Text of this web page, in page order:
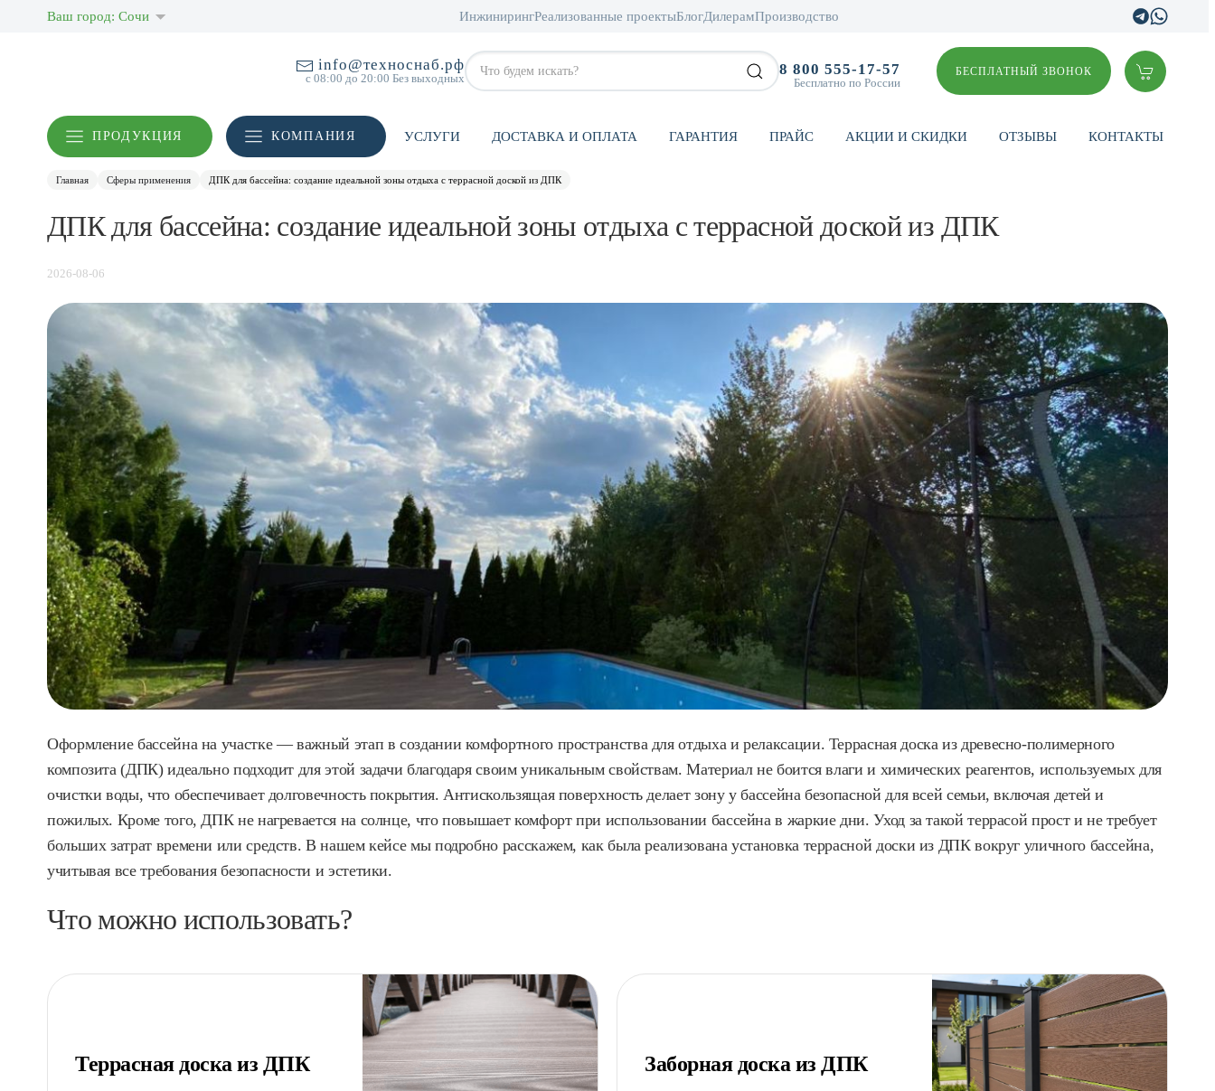
Ваш город: Сочи ИнжинирингРеализованные проектыБлогДилерамПроизводство
info@техноснаб.рф
с 08:00 до 20:00 Без выходных
8 800 555-17-57
Бесплатно по России
БЕСПЛАТНЫЙ ЗВОНОК
ПРОДУКЦИЯ КОМПАНИЯ УСЛУГИ ДОСТАВКА И ОПЛАТА ГАРАНТИЯ ПРАЙС АКЦИИ И СКИДКИ ОТЗЫВЫ КОНТАКТЫ
Главная Сферы применения ДПК для бассейна: создание идеальной зоны отдыха с террасной доской из ДПК
ДПК для бассейна: создание идеальной зоны отдыха с террасной доской из ДПК
2026-08-06
Оформление бассейна на участке — важный этап в создании комфортного пространства для отдыха и релаксации. Террасная доска из древесно-полимерного
композита (ДПК) идеально подходит для этой задачи благодаря своим уникальным свойствам. Материал не боится влаги и химических реагентов, используемых для
очистки воды, что обеспечивает долговечность покрытия. Антискользящая поверхность делает зону у бассейна безопасной для всей семьи, включая детей и
пожилых. Кроме того, ДПК не нагревается на солнце, что повышает комфорт при использовании бассейна в жаркие дни. Уход за такой террасой прост и не требует
больших затрат времени или средств. В нашем кейсе мы подробно расскажем, как была реализована установка террасной доски из ДПК вокруг уличного бассейна,
учитывая все требования безопасности и эстетики.
Что можно использовать?
Террасная доска из ДПК Заборная доска из ДПК